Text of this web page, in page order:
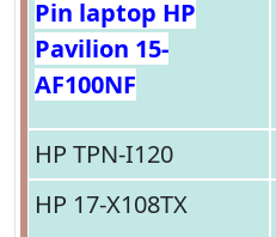
Pin laptop HP
Pavilion 15-
AF100NF
HP TPN-I120
HP 17-X108TX